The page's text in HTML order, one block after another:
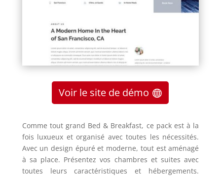
Voir le site de démo
Comme tout grand Bed & Breakfast, ce pack est à la
fois luxueux et organisé avec toutes les nécessités.
Avec un design épuré et moderne, tout est aménagé
à sa place. Présentez vos chambres et suites avec
toutes leurs caractéristiques et hébergements.